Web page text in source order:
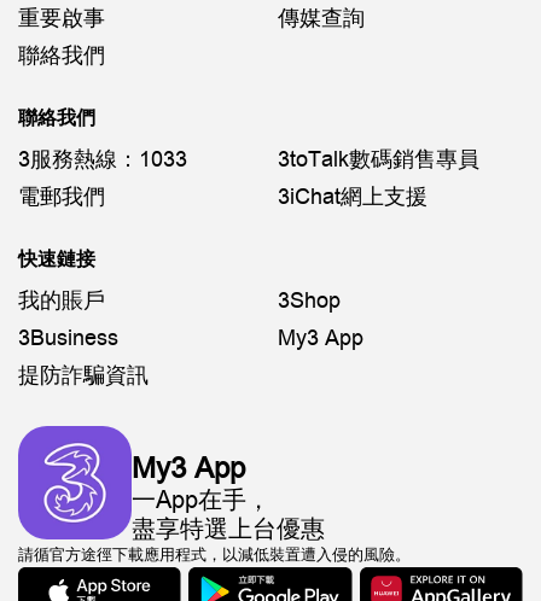
重要啟事
傳媒查詢
聯絡我們
聯絡我們
3服務熱線：1033
3toTalk數碼銷售專員
電郵我們
3iChat網上支援
快速鏈接
我的賬戶
3Shop
3Business
My3 App
提防詐騙資訊
My3 App
一App在手，
盡享特選上台優惠
請循官方途徑下載應用程式，以減低裝置遭入侵的風險。